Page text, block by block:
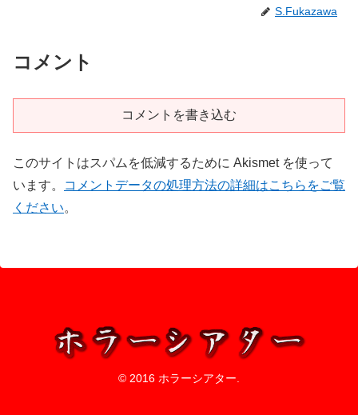
S.Fukazawa
コメント
コメントを書き込む
このサイトはスパムを低減するために Akismet を使って
います。
コメントデータの処理方法の詳細はこちらをご覧
ください。
© 2016 ホラーシアター.